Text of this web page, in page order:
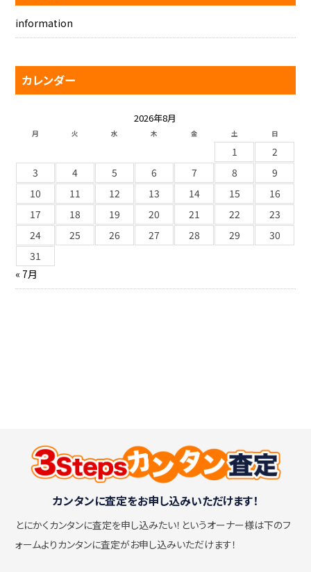
information
カレンダー
2026年8月
月 火 水 木 金 土 日
1
2
3
4 5 6 7 8
9
10
11 12 13 14 15
16
17
18 19 20 21 22
23
24
25 26 27 28 29
30
31
« 7月
カンタンに査定をお申し込みいただけます！
とにかくカンタンに査定を申し込みたい！ というオーナー様は下のフ
ォームよりカンタンに査定がお申し込みいただけます！